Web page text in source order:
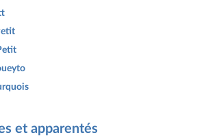
et apparentés